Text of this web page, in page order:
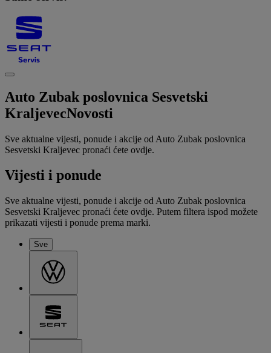
Auto Zubak poslovnica Sesvetski
KraljevecNovosti
Sve aktualne vijesti, ponude i akcije od Auto Zubak poslovnica
Sesvetski Kraljevec pronaći ćete ovdje.
Vijesti i ponude
Sve aktualne vijesti, ponude i akcije od Auto Zubak poslovnica
Sesvetski Kraljevec pronaći ćete ovdje. Putem filtera ispod možete
prikazati vijesti i ponude prema marki.
Sve